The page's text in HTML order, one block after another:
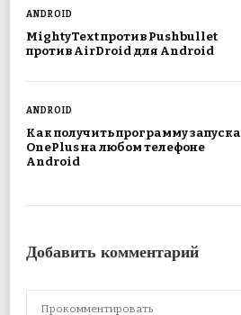
ANDROID
MightyText против Pushbullet
против AirDroid для Android
ANDROID
Как получить программу запуска
OnePlus на любом телефоне
Android
Добавить комментарий